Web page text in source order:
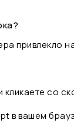
привлекло
кликаете со
в вашем